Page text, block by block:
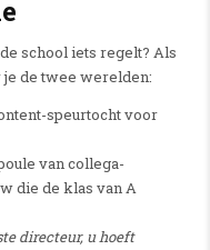
school iets regelt? Als
de twee werelden:
speurtocht voor
van collega-
die de klas van A
directeur, u hoeft